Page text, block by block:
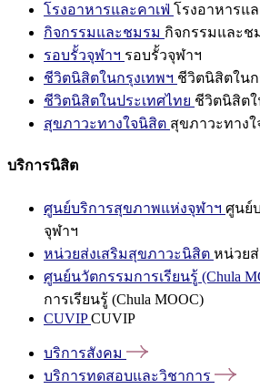
โรงอาหารและคาเฟ่ โรงอาหารแล
กิจกรรมและชมรม กิจกรรมและช
รอบรั้วจุฬาฯ รอบรั้วจุฬาฯ
ชีวิตนิสิตในกรุงเทพฯ ชีวิตนิสิตในก
ชีวิตนิสิตในประเทศไทย ชีวิตนิสิตใ
สุขภาวะทางใจนิสิต สุขภาวะทาง
บริการนิสิต
ศูนย์บริการสุขภาพแห่งจุฬาฯ ศูนย์
จุฬาฯ
หน่วยส่งเสริมสุขภาวะนิสิต หน่วย
ศูนย์นวัตกรรมการเรียนรู้ (Chula
การเรียนรู้ (Chula MOOC)
CUVIPCUVIP
บริการสังคม
บริการทดสอบและวิชาการ